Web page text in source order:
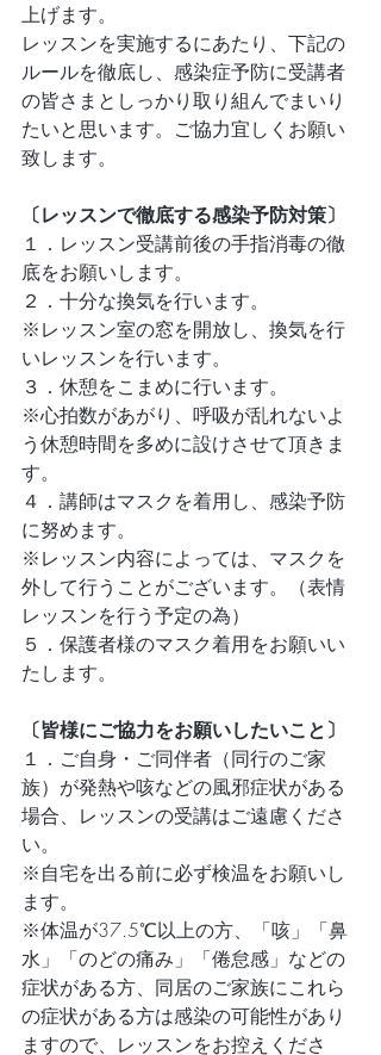
上げます。
レッスンを実施するにあたり、下記の
ルールを徹底し、感染症予防に受講者
の皆さまとしっかり取り組んでまいり
たいと思います。ご協力宜しくお願い
致します。
〔レッスンで徹底する感染予防対策〕
１．レッスン受講前後の手指消毒の徹
底をお願いします。
２．十分な換気を行います。
※レッスン室の窓を開放し、換気を行
いレッスンを行います。
​３．休憩をこまめに行います。
※心拍数があがり、呼吸が乱れないよ
う休憩時間を多めに設けさせて頂きま
す。
４．講師はマスクを着用し、感染予防
に努めます。
​※レッスン内容によっては、マスクを
外して行うことがございます。（表情
レッスンを行う予定の為）
​​５．保護者様のマスク着用をお願いい
たします。
〔皆様にご協力をお願いしたいこと〕
１．ご自身・ご同伴者（同行のご家
族）が発熱や咳などの風邪症状がある
場合、レッスンの受講はご遠慮くださ
い。
※自宅を出る前に必ず検温をお願いし
ます。
※体温が37.5℃以上の方、「咳」「鼻
水」「のどの痛み」「倦怠感」などの
症状がある方、同居のご家族にこれら
の症状がある方は感染の可能性があり
ますので、レッスンをお控えくださ